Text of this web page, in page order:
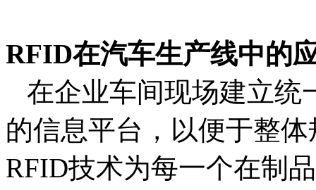
RFID在汽车生产线中的
在企业车间现场建立统
的信息平台，以便于整
RFID技术为每一个在制